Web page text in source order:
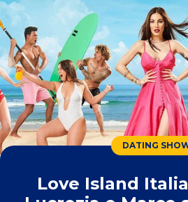
DATING
Love Island